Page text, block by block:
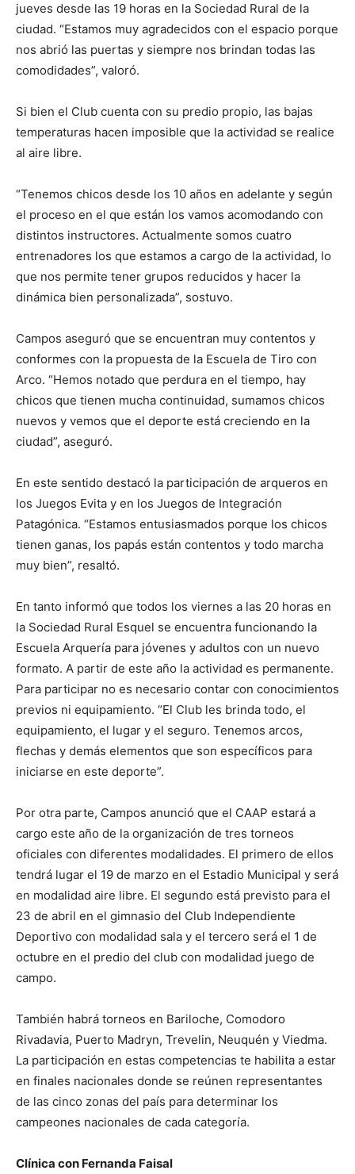
jueves desde las 19 horas en la Sociedad Rural de la
ciudad. “Estamos muy agradecidos con el espacio porque
nos abrió las puertas y siempre nos brindan todas las
comodidades”, valoró.
Si bien el Club cuenta con su predio propio, las bajas
temperaturas hacen imposible que la actividad se realice
al aire libre.
“Tenemos chicos desde los 10 años en adelante y según
el proceso en el que están los vamos acomodando con
distintos instructores. Actualmente somos cuatro
entrenadores los que estamos a cargo de la actividad, lo
que nos permite tener grupos reducidos y hacer la
dinámica bien personalizada”, sostuvo.
Campos aseguró que se encuentran muy contentos y
conformes con la propuesta de la Escuela de Tiro con
Arco. “Hemos notado que perdura en el tiempo, hay
chicos que tienen mucha continuidad, sumamos chicos
nuevos y vemos que el deporte está creciendo en la
ciudad”, aseguró.
En este sentido destacó la participación de arqueros en
los Juegos Evita y en los Juegos de Integración
Patagónica. “Estamos entusiasmados porque los chicos
tienen ganas, los papás están contentos y todo marcha
muy bien”, resaltó.
En tanto informó que todos los viernes a las 20 horas en
la Sociedad Rural Esquel se encuentra funcionando la
Escuela Arquería para jóvenes y adultos con un nuevo
formato. A partir de este año la actividad es permanente.
Para participar no es necesario contar con conocimientos
previos ni equipamiento. “El Club les brinda todo, el
equipamiento, el lugar y el seguro. Tenemos arcos,
flechas y demás elementos que son específicos para
iniciarse en este deporte”.
Por otra parte, Campos anunció que el CAAP estará a
cargo este año de la organización de tres torneos
oficiales con diferentes modalidades. El primero de ellos
tendrá lugar el 19 de marzo en el Estadio Municipal y será
en modalidad aire libre. El segundo está previsto para el
23 de abril en el gimnasio del Club Independiente
Deportivo con modalidad sala y el tercero será el 1 de
octubre en el predio del club con modalidad juego de
campo.
También habrá torneos en Bariloche, Comodoro
Rivadavia, Puerto Madryn, Trevelin, Neuquén y Viedma.
La participación en estas competencias te habilita a estar
en finales nacionales donde se reúnen representantes
de las cinco zonas del país para determinar los
campeones nacionales de cada categoría.
Clínica con Fernanda Faisal